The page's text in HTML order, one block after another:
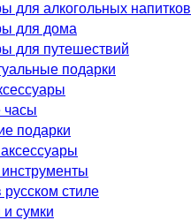
для алкогольных напитков
для дома
для путешествий
подарки
подарки
стиле
сумки